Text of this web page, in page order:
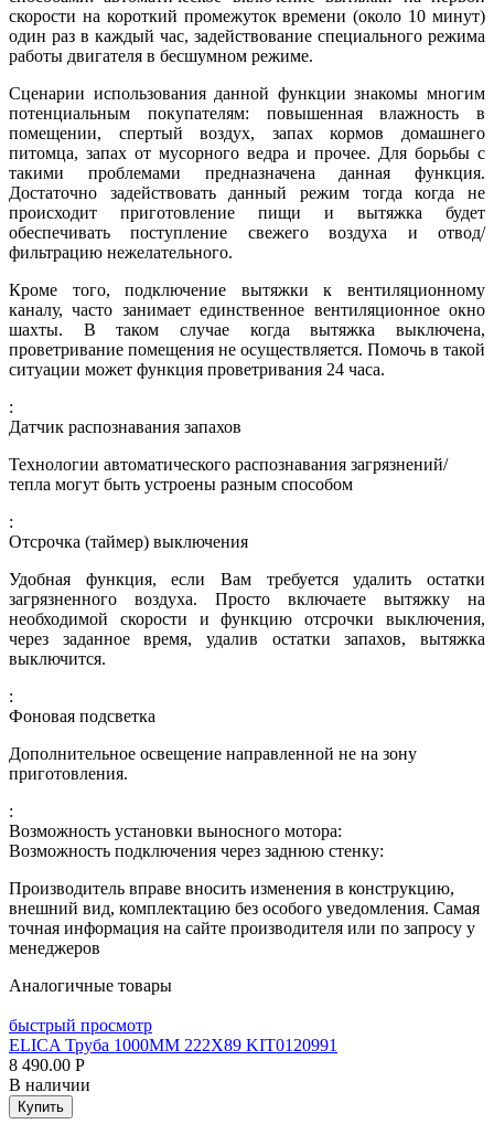
скорости на короткий промежуток времени (около 10 минут)
один раз в каждый час, задействование специального режима
работы двигателя в бесшумном режиме.
Сценарии использования данной функции знакомы многим
потенциальным покупателям: повышенная влажность в
помещении, спертый воздух, запах кормов домашнего
питомца, запах от мусорного ведра и прочее. Для борьбы с
такими проблемами предназначена данная функция.
Достаточно задействовать данный режим тогда когда не
происходит приготовление пищи и вытяжка будет
обеспечивать поступление свежего воздуха и отвод/
фильтрацию нежелательного.
Кроме того, подключение вытяжки к вентиляционному
каналу, часто занимает единственное вентиляционное окно
шахты. В таком случае когда вытяжка выключена,
проветривание помещения не осуществляется. Помочь в такой
ситуации может функция проветривания 24 часа.
:
Датчик распознавания запахов
Технологии автоматического распознавания загрязнений/
тепла могут быть устроены разным способом
:
Отсрочка (таймер) выключения
Удобная функция, если Вам требуется удалить остатки
загрязненного воздуха. Просто включаете вытяжку на
необходимой скорости и функцию отсрочки выключения,
через заданное время, удалив остатки запахов, вытяжка
выключится.
:
Фоновая подсветка
Дополнительное освещение направленной не на зону
приготовления.
:
Возможность установки выносного мотора:
Возможность подключения через заднюю стенку:
Производитель вправе вносить изменения в конструкцию,
внешний вид, комплектацию без особого уведомления. Самая
точная информация на сайте производителя или по запросу у
менеджеров
Аналогичные товары
быстрый просмотр
ELICA Труба 1000MM 222X89 KIT0120991
8 490.00 Р
В наличии
Купить